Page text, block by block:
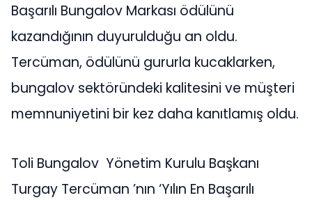
Başarılı Bungalov Markası ödülünü
kazandığının duyurulduğu an oldu.
Tercüman, ödülünü gururla kucaklarken,
bungalov sektöründeki kalitesini ve müşteri
memnuniyetini bir kez daha kanıtlamış oldu.
Toli Bungalov Yönetim Kurulu Başkanı
Turgay Tercüman ’nın ‘Yılın En Başarılı